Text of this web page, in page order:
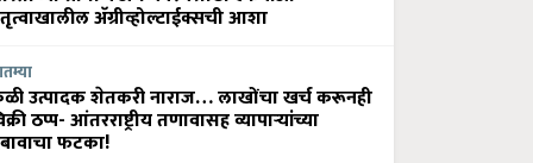
अ‍ॅग्रीव्होल्टाईक्सची आशा
उत्पादक शेतकरी नाराज… लाखोंचा खर्च करूनही
ठप्प- आंतरराष्ट्रीय तणावासह व्यापाऱ्यांच्या
फटका!